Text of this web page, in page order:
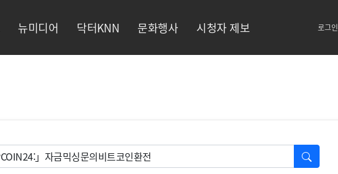
뉴미디어 닥터KNN 문화행사 시청자 제보 로그인